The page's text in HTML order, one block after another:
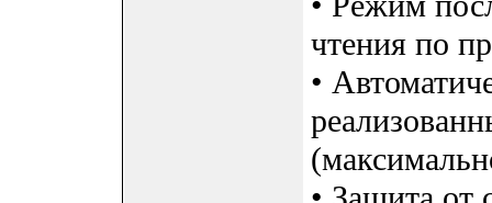
чтения по
•